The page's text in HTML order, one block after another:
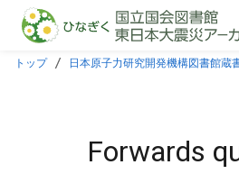
本文に飛ぶ
トップ 日本原子力研究開発機構図書館蔵
Forwards